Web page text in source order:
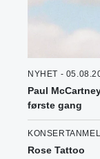
NYHET -
Paul
første gang
Rose Tattoo